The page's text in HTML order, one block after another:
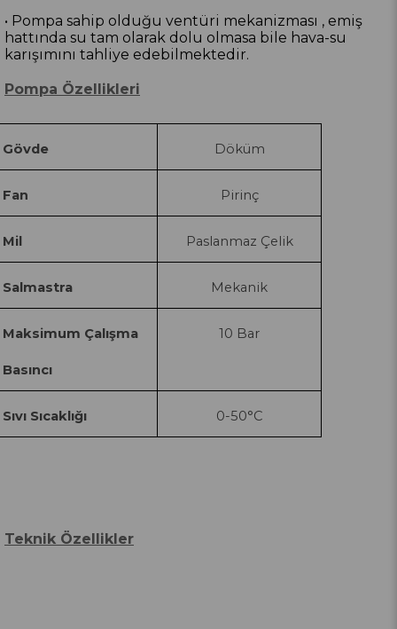
• Pompa sahip olduğu ventüri mekanizması , emiş
hattında su tam olarak dolu olmasa bile hava-su
karışımını tahliye edebilmektedir.
Pompa Özellikleri
Gövde Döküm
Fan Pirinç
Mil Paslanmaz Çelik
Salmastra Mekanik
Maksimum Çalışma
Basıncı
10 Bar
Sıvı Sıcaklığı 0-50°C
Teknik Özellikler